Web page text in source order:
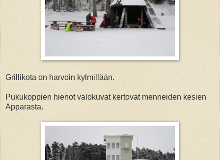
Grillikota on harvoin kylmillään.
Pukukoppien hienot valokuvat kertovat menneiden kesien
Apparasta.